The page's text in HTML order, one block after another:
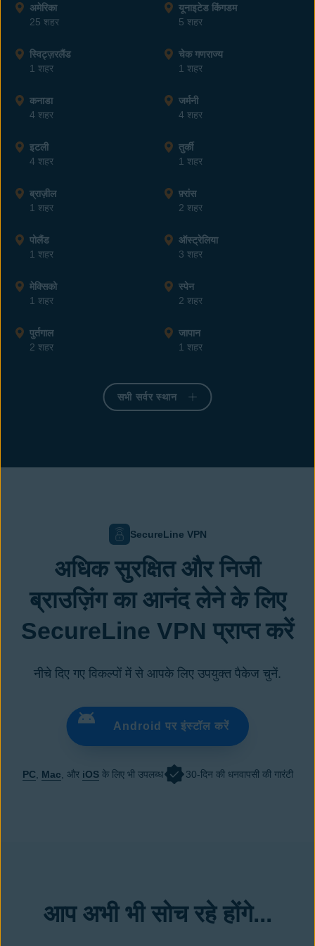
अमेरिका
25 शहर
यूनाइटेड किंगडम
5 शहर
स्विट्ज़रलैंड
1 शहर
चेक गणराज्य
1 शहर
कनाडा
4 शहर
जर्मनी
4 शहर
इटली
4 शहर
तुर्की
1 शहर
ब्राज़ील
1 शहर
फ़्रांस
2 शहर
पोलैंड
1 शहर
ऑस्ट्रेलिया
3 शहर
मेक्सिको
1 शहर
स्पेन
2 शहर
पुर्तगाल
2 शहर
जापान
1 शहर
सभी सर्वर स्थान
SecureLine VPN
अधिक सुरक्षित और निजी
ब्राउज़िंग का आनंद लेने के लिए
SecureLine VPN प्राप्त करें
नीचे दिए गए विकल्पों में से आपके लिए उपयुक्त पैकेज चुनें.
Android पर इंस्टॉल करें
PC, Mac, और iOSके लिए भी उपलब्ध 30-दिन की धनवापसी की गारंटी
आप अभी भी सोच रहे होंगे...